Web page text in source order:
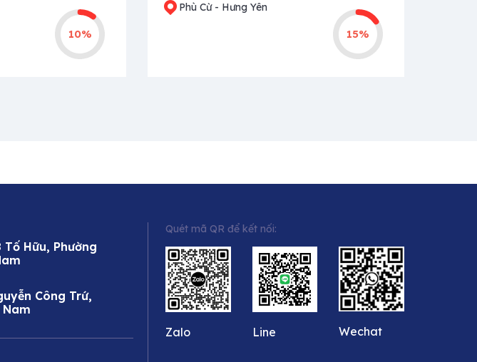
10%
Phù Cừ - Hưng Yên
15%
Tố Hữu, Phường
Công Trứ,
Nam
Quét mã QR để kết nối:
Zalo Line Wechat